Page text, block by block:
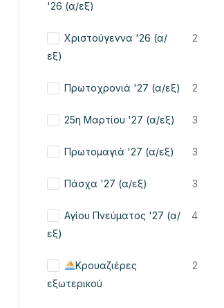
'26 (α/εξ)
Χριστούγεννα '26 (α/
εξ)
2
Πρωτοχρονιά '27 (α/εξ) 2
25η Μαρτίου '27 (α/εξ) 3
Πρωτομαγιά '27 (α/εξ) 3
Πάσχα '27 (α/εξ) 3
Αγίου Πνεύματος '27 (α/
εξ)
4
Κρουαζιέρες
εξωτερικού
2